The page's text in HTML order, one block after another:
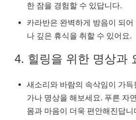
한 잠을 경험할 수 있답니다.
카라반은 완벽하게 방음이 되어
나 깊은 휴식을 취할 수 있어요.
4. 힐링을 위한 명상과
새소리와 바람의 속삭임이 가득
가나 명상을 해보세요. 푸른 자
몸과 마음이 더욱 편안해진답니